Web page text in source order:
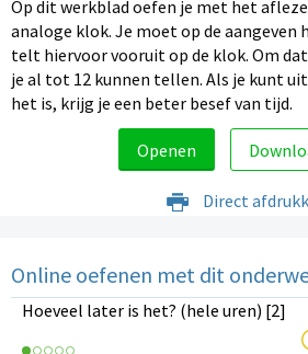
Op dit werkblad oefen je met het
analoge klok. Je moet op de aangeven
telt hiervoor vooruit op de klok. Om
je al tot 12 kunnen tellen. Als je kunt
het is, krijg je een beter besef van tijd.
Openen
Direct
Online oefenen met dit
Hoeveel later is het? (hele uren) [2]